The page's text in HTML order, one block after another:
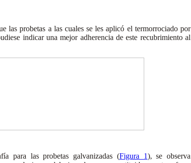
las probetas a las cuales se les aplicó el termorrociado por
indicar una mejor adherencia de este recubrimiento al
para las probetas galvanizadas (Figura 1), se observa